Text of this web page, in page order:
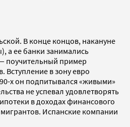
В конце концов, накануне
а ее банки занимались
поучительный пример
в зону евро
х он подпитывался «живыми»
не успевал удовлетворять
в доходах финансового
Испанские компании